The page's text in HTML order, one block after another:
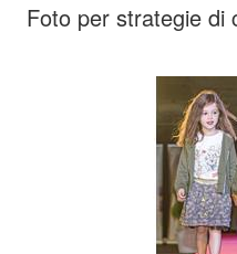
Foto per strategie di